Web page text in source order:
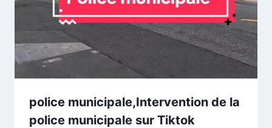
police municipale,Intervention de la
police municipale sur Tiktok